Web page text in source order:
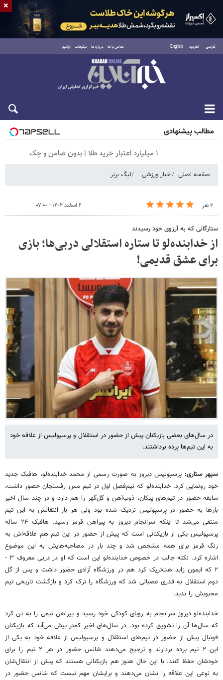
فارسی العربية English تماس با ما درباره ما تبلیغات آرشیو
جمعه ۱۶ مرداد ۱۴۰۵
مطالب پیشنهادی
۱ میلیارد اعتبار خرید طلا | بدون ضامن و چک
صفحه اصلی اخبار ورزشی لیگ برتر
۲ نفر ۶ اسفند ۱۴۰۲ - ۰۷:۰۰
ستارگانی که به آرزوی خود رسیدند
از خدابنده‌لو تا ستاره استقلالی دربی‌ها؛ بازی
برای عشق قدیمی!
در سال‌های بعضی بازیکنان پیش از حضور در استقلال و پرسپولیس از علاقه خود
به این تیم‌ها پرده برداشتند.
سپهر ستاری: پرسپولیس دیروز به صورت رسمی از محمد خدابنده‌لو، هافبک جدید
خود رونمایی کرد. خدابنده‌لو که نیم‌فصل اول در تیم مس رفسنجان حضور داشت،
سابقه حضور در تیم‌های پیکان، ذوب‌آهن و گل‌گهر را هم دارد و در چند سال اخیر
بارها به حضور در پرسپولیس نزدیک شده بود ولی هر بار انتقالش به این تیم
منتفی می‌شد تا اینکه سرانجام دیروز به پیراهن قرمز رسید. هافبک ۲۴ ساله
پرسپولیس یکی از بازیکنانی است که پیش از حضور در این تیم هم علاقه‌اش به
رنگ قرمز برای همه مشخص شد و چند بار در مصاحبه‌هایش به این موضوع
اشاره کرد. نکته جالب در خصوص خدابنده‌لو این است که او در دربی معروف ۳ -
۲ که ایمون زاید هت‌تریک کرد هم در ورزشگاه آزادی حضور داشت و پس از گل
دوم استقلال به قدری عصبانی شد که ورزشگاه را ترک کرد و بازگشت تاریخی تیم
محبوبش را ندید.
خدابنده‌لو دیروز سرانجام به رویای کودکی خود رسید و پیراهن تیمی را به تن کرد
که سال‌ها آن را تشویق کرده بود. در سال‌های اخیر کمتر پیش می‌آید که بازیکنان
فوتبال پیش از حضور در تیم‌های استقلال و پرسپولیس از علاقه خود به یکی از
این ۲ تیم پرده بردارند و ترجیح می‌دهند شانس حضور در هر ۲ تیم را برای
خودشان حفظ کنند. با این حال هنوز هم بازیکنانی هستند که پیش از انتقال‌شان
به نوعی این علاقه را نشان می‌دهند و برایشان مهم نیست که شانس حضور در
×